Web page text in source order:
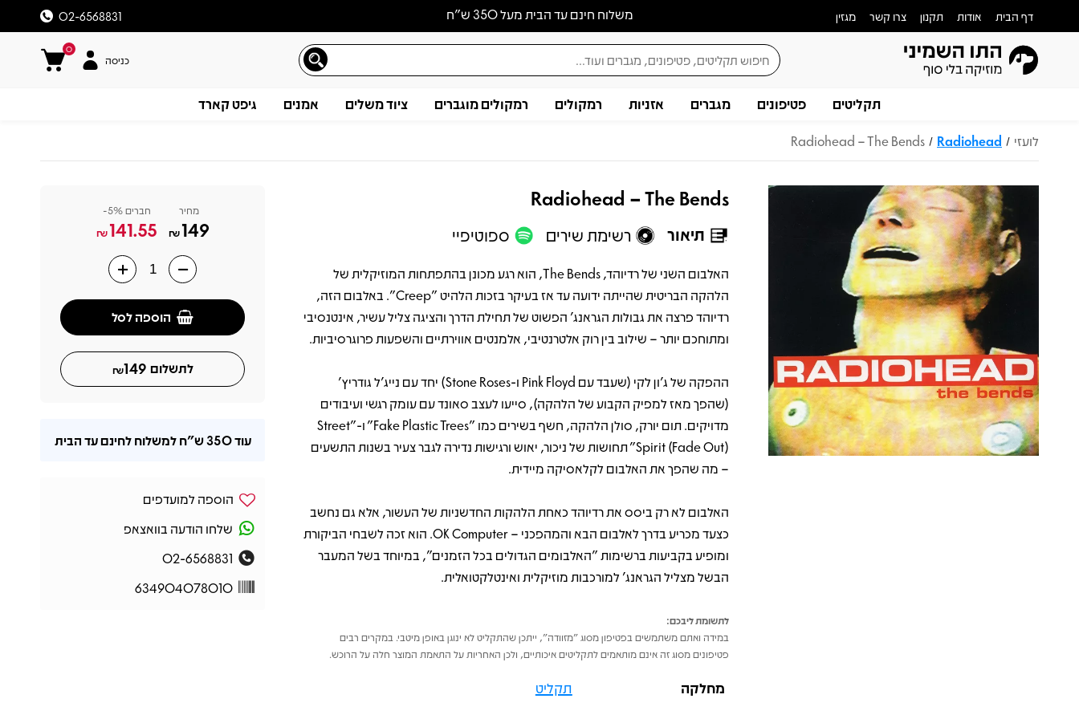
משלוח חינם עד הבית מעל 350 ש״ח דף הבית אודות תקנון צרו קשר מגזין 02-6568831
0
כניסה
תקליטים פטיפונים מגברים אזניות רמקולים רמקולים מוגברים ציוד משלים אמנים גיפט קארד
לועזי /
Radiohead
/
Radiohead – The Bends
Radiohead – The Bends
תיאור רשימת שירים ספוטיפיי
תיאורהאלבום השני של רדיוהד, The Bends, הוא רגע מכונן בהתפתחות המוזיקלית של
הלהקה הבריטית שהייתה ידועה עד אז בעיקר בזכות הלהיט "Creep". באלבום הזה,
רדיוהד פרצה את גבולות הגראנג' הפשוט של תחילת הדרך והציגה צליל עשיר, אינטנסיבי
ומתוחכם יותר – שילוב בין רוק אלטרנטיבי, אלמנטים אווירתיים והשפעות פרוגרסיביות.
ההפקה של ג'ון לקי (שעבד עם Pink Floyd ו-Stone Roses) יחד עם נייג'ל גודריץ'
(שהפך מאז למפיק הקבוע של הלהקה), סייעו לעצב סאונד עם עומק רגשי ועיבודים
מדויקים. תום יורק, סולן הלהקה, חשף בשירים כמו "Fake Plastic Trees" ו-"Street
Spirit (Fade Out)" תחושות של ניכור, יאוש ורגישות נדירה לגבר צעיר בשנות התשעים
– מה שהפך את האלבום לקלאסיקה מיידית.
האלבום לא רק ביסס את רדיוהד כאחת הלהקות החדשניות של העשור, אלא גם נחשב
כצעד מכריע בדרך לאלבום הבא והמהפכני – OK Computer. הוא זכה לשבחי הביקורת
ומופיע בקביעות ברשימות "האלבומים הגדולים בכל הזמנים", במיוחד בשל המעבר
הבשל מצליל הגראנג' למורכבות מוזיקלית ואינטלקטואלית.
לתשומת ליבכם:
במידה ואתם משתמשים בפטיפון מסוג "מזוודה", ייתכן שהתקליט לא ינוגן באופן מיטבי. במקרים רבים
פטיפונים מסוג זה אינם מותאמים לתקליטים איכותיים, ולכן האחריות על התאמת המוצר חלה על הרוכש.
מחלקה תקליט
מחיר
149
₪
חברים 5%-
141.55
₪
הוספה לסל
לתשלום 149
₪
עוד350 ש"ח למשלוח לחינם עד הבית
הוספה למועדפים
שלחו הודעה בוואצאפ
02-6568831
634904078010